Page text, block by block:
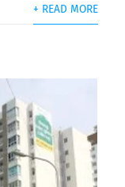
+ READ MORE